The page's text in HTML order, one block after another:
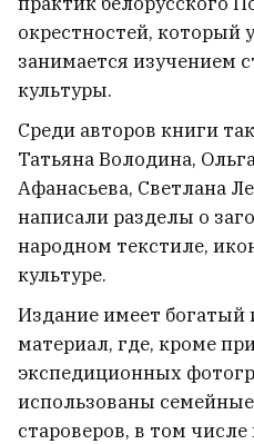
окрестностей, который
занимается изучением
культуры.
Среди авторов книги
Татьяна Володина,
Афанасьева, Светлана
написали разделы о
народном текстиле,
культуре.
Издание имеет
материал, где, кроме
экспедиционных
использованы
староверов, в том числе
сериала «1670»
3
Статкевич —
дипломату на
только хороший
этого должен
родины?